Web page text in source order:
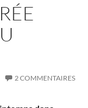
2 COMMENTAIRES